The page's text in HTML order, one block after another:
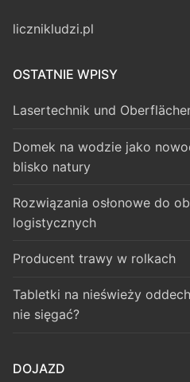
licznikludzi.pl
OSTATNIE WPISY
Lasertechnik und
Domek na wodzie jako
blisko natury
Rozwiązania osłonowe do
logistycznych
Producent trawy w rolkach
Tabletki na nieświeży
nie sięgać?
DOJAZD